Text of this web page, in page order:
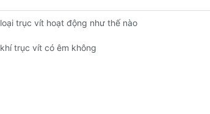
trục vít hoạt động như thế nào
trục vít có êm không